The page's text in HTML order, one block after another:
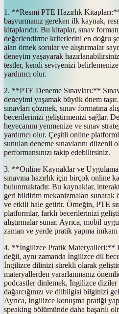
1. **Resmi PTE Hazırlık Kitapları:**
başvurmanız gereken ilk kaynak,
kitaplarıdır. Bu kitaplar, sınav
değerlendirme kriterlerini en doğru
alan örnek sorular ve alıştırmalar
deneyim yaşayarak
testler, kendi seviyenizi
yardımcı olur.
2. **PTE Deneme Sınavları:**
deneyimi yaşamak büyük önem
sınavları çözmek, sınav formatına
becerilerinizi geliştirmenizi sağlar.
heyecanını yenmenize ve sınav
yardımcı olur. Çeşitli online
sunulan deneme sınavlarını düzenli
performansınızı takip edebilirsiniz.
3. **Online Kaynaklar ve
sınavına hazırlık için birçok online
bulunmaktadır. Bu kaynaklar,
geri bildirim mekanizmaları
ve etkili hale getirir. Örneğin, PTE
platformlar, farklı becerilerinizi
alıştırmalar sunar. Ayrıca, mobil
zaman ve yerde pratik yapma
4. **İngilizce Pratik Materyalleri:**
değil, aynı zamanda İngilizce dil
İngilizce dilinizi sürekli olarak
materyallerden yararlanmanız
podcastler dinlemek, İngilizce
dağarcığınızı ve dilbilgisi bilginizi
Ayrıca, İngilizce konuşma pratiği
speaking bölümünde daha başarılı